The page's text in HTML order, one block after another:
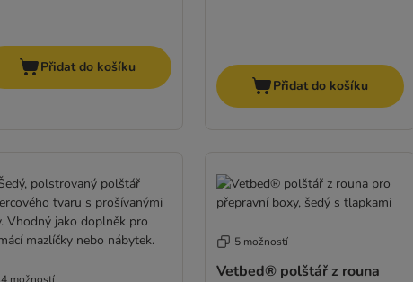
Přidat do košíku
Přidat do košíku
5 možností
Vetbed® polštář z rouna